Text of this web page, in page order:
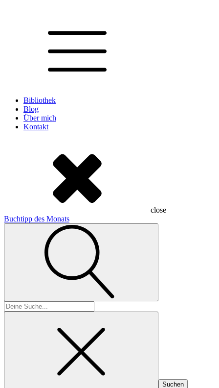
Bibliothek
Blog
Über mich
Kontakt
close
Buchtipp des Monats
Suchen
nach: